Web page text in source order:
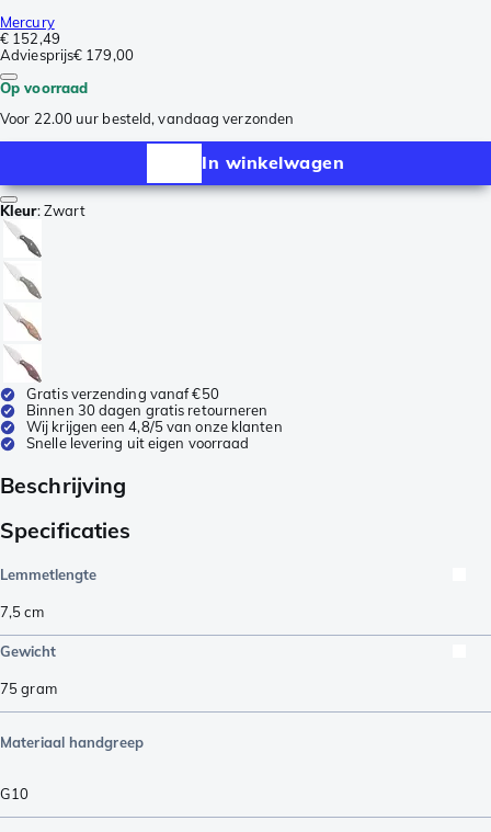
Mercury
€ 152,49
Adviesprijs€ 179,00
Op voorraad
Voor 22.00 uur besteld, vandaag verzonden
In winkelwagen
Kleur:Zwart
Gratis verzending vanaf €50
Binnen 30 dagen gratis retourneren
Wij krijgen een 4,8/5 van onze klanten
Snelle levering uit eigen voorraad
Beschrijving
Specificaties
Lemmetlengte
7,5cm
Gewicht
75gram
Materiaal handgreep
G10